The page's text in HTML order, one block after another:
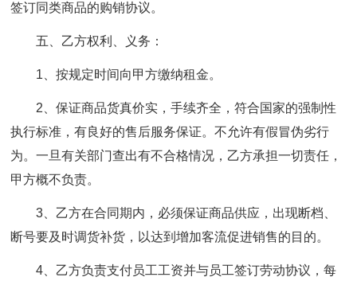
签订同类商品的购销协议。
五、乙方权利、义务：
1、按规定时间向甲方缴纳租金。
2、保证商品货真价实，手续齐全，符合国家的强制性
执行标准，有良好的售后服务保证。不允许有假冒伪劣行
为。一旦有关部门查出有不合格情况，乙方承担一切责任，
甲方概不负责。
3、乙方在合同期内，必须保证商品供应，出现断档、
断号要及时调货补货，以达到增加客流促进销售的目的。
4、乙方负责支付员工工资并与员工签订劳动协议，每